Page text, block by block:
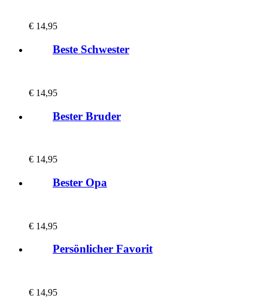
€ 14,95
Beste Schwester
€ 14,95
Bester Bruder
€ 14,95
Bester Opa
€ 14,95
Persönlicher Favorit
€ 14,95